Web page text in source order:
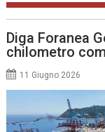
Diga Foranea
chilometro
11 Giugno 2026